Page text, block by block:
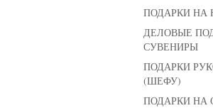
ПОДАРКИ НА
ДЕЛОВЫЕ
СУВЕНИРЫ
ПОДАРКИ
(ШЕФУ)
ПОДАРКИ НА